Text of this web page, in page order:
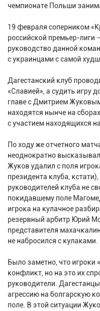
чемпионате Польши
19 февраля соперником
российской премьер-лиги
руководство данной
с украинцами с самой
Дагестанский клуб
«Славией», а судить игру
главе с Дмитрием
находятся нынче на
с участием находящихся
По ходу же отчетного
неоднократно
Жуков удалил с поля
президента клуба,
руководителей клуба не
покидавшему поле
игрока на кулачное
резервный арбитр Юрий
представителя
не набросился с кулаками.
Было заметно, что игроки
конфликт, но на это их
руководители.
агрессию на болгарскую
поле. В этой ситуации